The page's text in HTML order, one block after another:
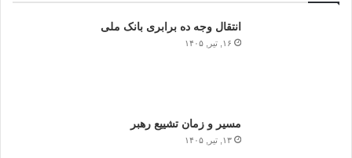
انتقال وجه ده برابری بانک ملی
۱۶, تیر, ۱۴۰۵
مسیر و زمان تشییع رهبر
۱۳, تیر, ۱۴۰۵